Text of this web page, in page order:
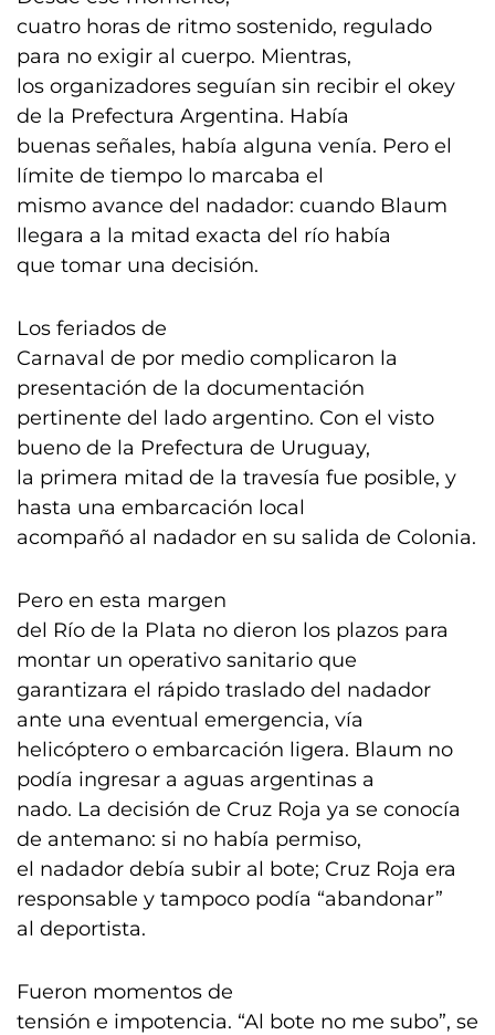
cuatro horas de ritmo sostenido, regulado
para no exigir al cuerpo. Mientras,
los organizadores seguían sin recibir el okey
de la Prefectura Argentina. Había
buenas señales, había alguna venía. Pero el
límite de tiempo lo marcaba el
mismo avance del nadador: cuando Blaum
llegara a la mitad exacta del río había
que tomar una decisión.
Los feriados de
Carnaval de por medio complicaron la
presentación de la documentación
pertinente del lado argentino. Con el visto
bueno de la Prefectura de Uruguay,
la primera mitad de la travesía fue posible, y
hasta una embarcación local
acompañó al nadador en su salida de Colonia.
Pero en esta margen
del Río de la Plata no dieron los plazos para
montar un operativo sanitario que
garantizara el rápido traslado del nadador
ante una eventual emergencia, vía
helicóptero o embarcación ligera. Blaum no
podía ingresar a aguas argentinas a
nado. La decisión de Cruz Roja ya se conocía
de antemano: si no había permiso,
el nadador debía subir al bote; Cruz Roja era
responsable y tampoco podía “abandonar”
al deportista.
Fueron momentos de
tensión e impotencia. “Al bote no me subo”, se